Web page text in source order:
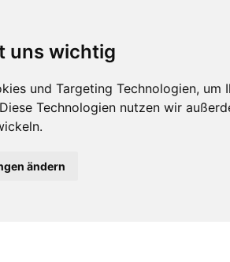
uns wichtig
und Targeting Technologien,
Technologien nutzen wir
ändern
Über uns